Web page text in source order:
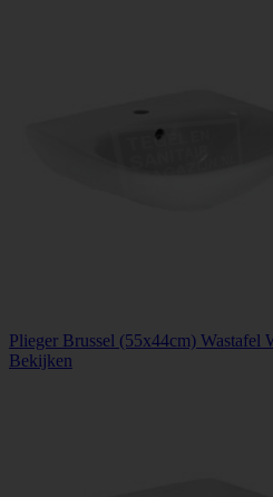
Plieger Brussel (55x44cm) Wastafel
Bekijken